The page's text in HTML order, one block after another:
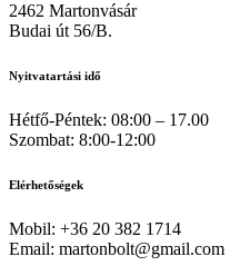
2462 Martonvásár
Budai út 56/B.
Nyitvatartási idő
Hétfő-Péntek: 08:00 – 17.00
Szombat: 8:00-12:00
Elérhetőségek
Mobil: +36 20 382 1714
Email: martonbolt@gmail.com